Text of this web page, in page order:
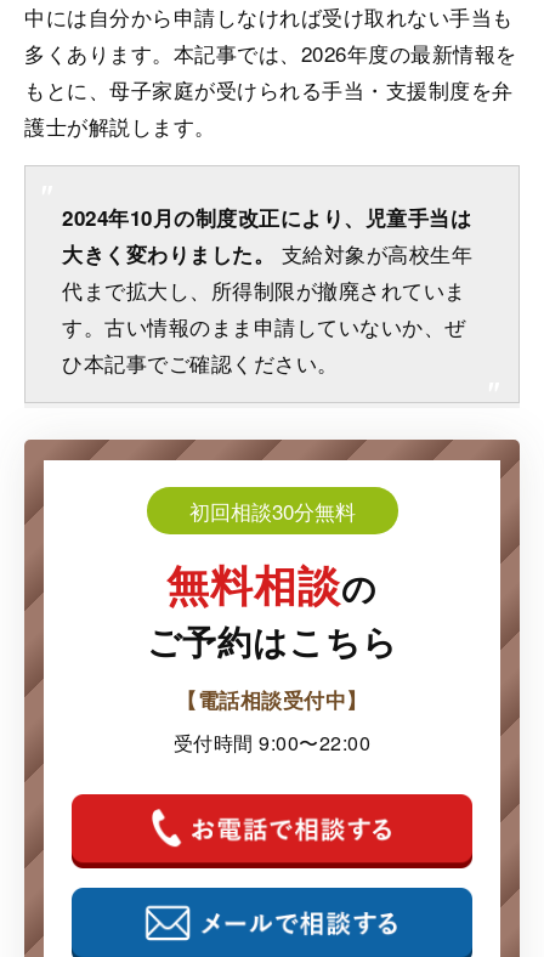
中には自分から申請しなければ受け取れない手当も
多くあります。本記事では、2026年度の最新情報を
もとに、母子家庭が受けられる手当・支援制度を弁
護士が解説します。
2024年10月の制度改正により、児童手当は
大きく変わりました。
支給対象が高校生年
代まで拡大し、所得制限が撤廃されていま
す。古い情報のまま申請していないか、ぜ
ひ本記事でご確認ください。
初回相談30分無料
無料相談の
ご予約はこちら
【電話相談受付中】
受付時間 9:00〜22:00